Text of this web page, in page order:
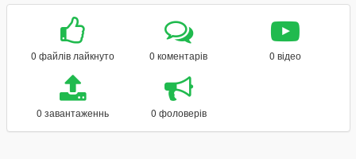
0 файлів лайкнуто 0 коментарів 0 відео
0 завантаженнь 0 фоловерів